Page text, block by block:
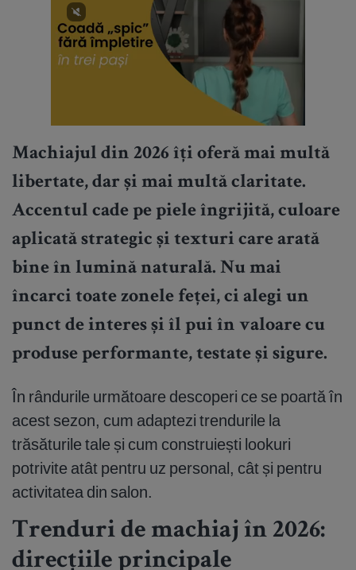
Machiajul din 2026 îți oferă mai multă
libertate, dar și mai multă claritate.
Accentul cade pe piele îngrijită, culoare
aplicată strategic și texturi care arată
bine în lumină naturală. Nu mai
încarci toate zonele feței, ci alegi un
punct de interes și îl pui în valoare cu
produse performante, testate și sigure.
În rândurile următoare descoperi ce se poartă în
acest sezon, cum adaptezi trendurile la
trăsăturile tale și cum construiești lookuri
potrivite atât pentru uz personal, cât și pentru
activitatea din salon.
Trenduri de machiaj în 2026:
direcțiile principale